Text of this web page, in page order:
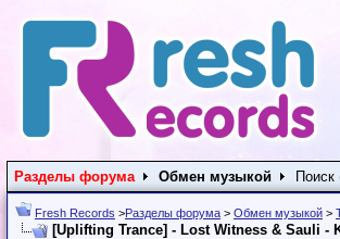
Разделы форума Обмен музыкой Поиск
Fresh Records >Разделы форума > Обмен музыкой >
[Uplifting Trance] - Lost Witness & Sauli -